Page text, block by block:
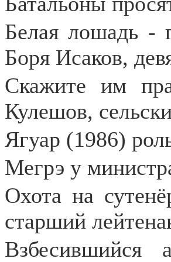
Белая лошадь -
Боря Исаков,
Скажите им
Кулешов,
Ягуар (1986)
Мегрэ у
Охота на
старший
Взбесившийся